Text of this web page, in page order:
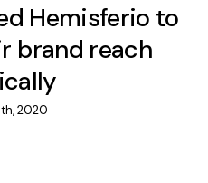
graphique.
Hemisferio to
brand reach
2020